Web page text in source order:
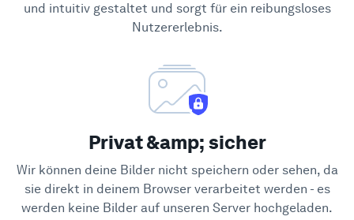
und intuitiv gestaltet und sorgt für ein reibungsloses
Nutzererlebnis.
Privat &amp; sicher
Wir können deine Bilder nicht speichern oder sehen, da
sie direkt in deinem Browser verarbeitet werden - es
werden keine Bilder auf unseren Server hochgeladen.